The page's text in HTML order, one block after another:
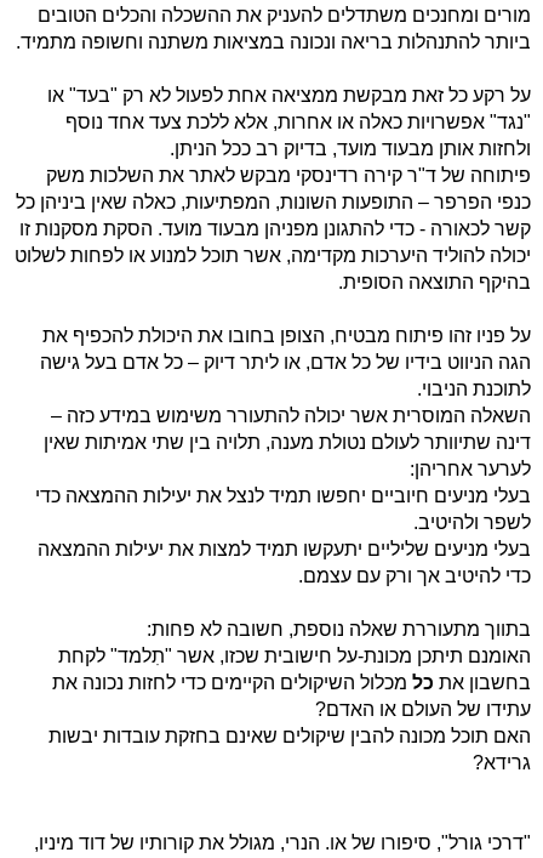
מורים ומחנכים משתדלים להעניק את ההשכלה והכלים הטובים
ביותר להתנהלות בריאה ונכונה במציאות משתנה וחשופה מתמיד.
על רקע כל זאת מבקשת ממציאה אחת לפעול לא רק "בעד" או
"נגד" אפשרויות כאלה או אחרות, אלא ללכת צעד אחד נוסף
ולחזות אותן מבעוד מועד, בדיוק רב ככל הניתן.
פיתוחה של ד"ר קירה רדינסקי מבקש לאתר את השלכות משק
כנפי הפרפר – התופעות השונות, המפתיעות, כאלה שאין ביניהן כל
קשר לכאורה - כדי להתגונן מפניהן מבעוד מועד. הסקת מסקנות זו
יכולה להוליד היערכות מקדימה, אשר תוכל למנוע או לפחות לשלוט
בהיקף התוצאה הסופית.
על פניו זהו פיתוח מבטיח, הצופן בחובו את היכולת להכפיף את
הגה הניווט בידיו של כל אדם, או ליתר דיוק – כל אדם בעל גישה
לתוכנת הניבוי.
השאלה המוסרית אשר יכולה להתעורר משימוש במידע כזה –
דינה שתיוותר לעולם נטולת מענה, תלויה בין שתי אמיתות שאין
לערער אחריהן:
בעלי מניעים חיוביים יחפשו תמיד לנצל את יעילות ההמצאה כדי
לשפר ולהיטיב.
בעלי מניעים שליליים יתעקשו תמיד למצות את יעילות ההמצאה
כדי להיטיב אך ורק עם עצמם.
בתווך מתעוררת שאלה נוספת, חשובה לא פחות:
האומנם תיתכן מכונת-על חישובית שכזו, אשר "תִלמד" לקחת
בחשבון את כל מכלול השיקולים הקיימים כדי לחזות נכונה את
עתידו של העולם או האדם?
האם תוכל מכונה להבין שיקולים שאינם בחזקת עובדות יבשות
גרידא?
"דרכי גורל", סיפורו של או. הנרי, מגולל את קורותיו של דוד מיניו,